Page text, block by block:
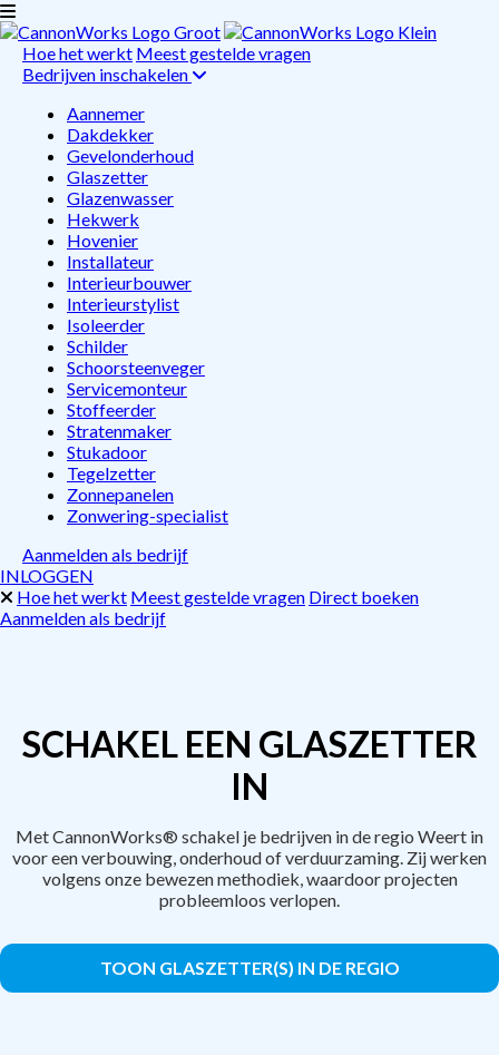
Hoe het werkt Meest gestelde vragen
Bedrijven inschakelen
Aannemer
Dakdekker
Gevelonderhoud
Glaszetter
Glazenwasser
Hekwerk
Hovenier
Installateur
Interieurbouwer
Interieurstylist
Isoleerder
Schilder
Schoorsteenveger
Servicemonteur
Stoffeerder
Stratenmaker
Stukadoor
Tegelzetter
Zonnepanelen
Zonwering-specialist
Aanmelden als bedrijf
INLOGGEN
Hoe het werkt Meest gestelde vragen Direct boeken
Aanmelden als bedrijf
SCHAKEL EEN GLASZETTER
IN
Met CannonWorks® schakel je bedrijven in de regio Weert in
voor een verbouwing, onderhoud of verduurzaming. Zij werken
volgens onze bewezen methodiek, waardoor projecten
probleemloos verlopen.
TOON GLASZETTER(S) IN DE REGIO